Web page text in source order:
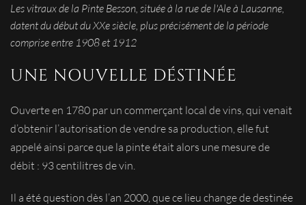
Les vitraux de la Pinte Besson, située à la rue de l'Ale à Lausanne,
datent du début du XXe siècle, plus précisément de la période
comprise entre 1908 et 1912
UNE NOUVELLE DÉSTINÉE
Ouverte en 1780 par un commerçant local de vins, qui venait
d’obtenir l’autorisation de vendre sa production, elle fut
appelé ainsi parce que la pinte était alors une mesure de
débit : 93 centilitres de vin.
Il a été question dès l’an 2000, que ce lieu change de destinée